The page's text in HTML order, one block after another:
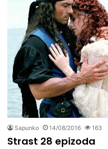
Sapunko 14/08/2016 163
Strast 28 epizoda